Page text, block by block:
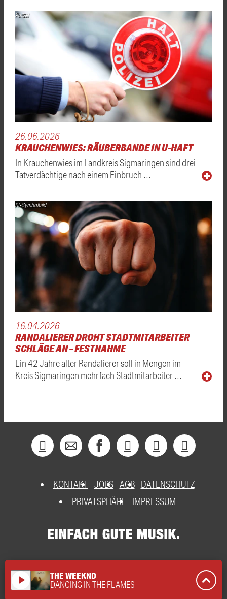
Polizei
26.06.2026
KRAUCHENWIES: RÄUBERBANDE IN U-HAFT
In Krauchenwies im Landkreis Sigmaringen sind drei
Tatverdächtige nach einem Einbruch …
KI-Symbolbild
16.04.2026
RANDALIERER DROHT STADTMITARBEITER
SCHLÄGE AN – FESTNAHME
Ein 42 Jahre alter Randalierer soll in Mengen im
Kreis Sigmaringen mehrfach Stadtmitarbeiter …
KONTAKT JOBS AGB DATENSCHUTZ
PRIVATSPHÄRE
IMPRESSUM
play_arrow THE WEEKND
DANCING IN THE FLAMES